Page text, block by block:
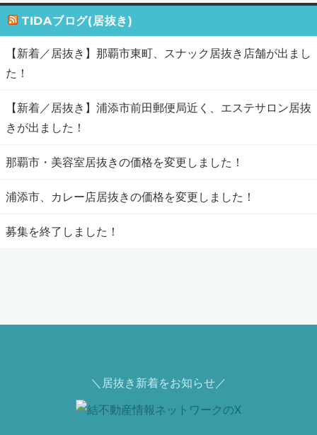
TIDAブログ(居抜き)
【新着／居抜き】那覇市東町、スナック居抜き店舗が出まし
た！
【新着／居抜き】浦添市前田郵便局近く、エステサロン居抜
きが出ました！
那覇市・美容室居抜きの価格を変更しました！
浦添市、カレー店居抜きの価格を変更しました！
募集を終了しました！
＼居抜き新着をお知らせ／